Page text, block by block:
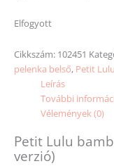
Elfogyott
Cikkszám: 102451
pelenka belső, Petit Lulu
Leírás
További
Vélemények (0)
Petit Lulu
verzió)